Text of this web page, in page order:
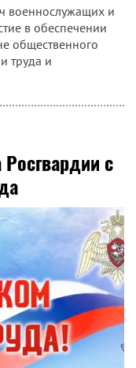
военнослужащих и
в обеспечении
общественного
труда и
с